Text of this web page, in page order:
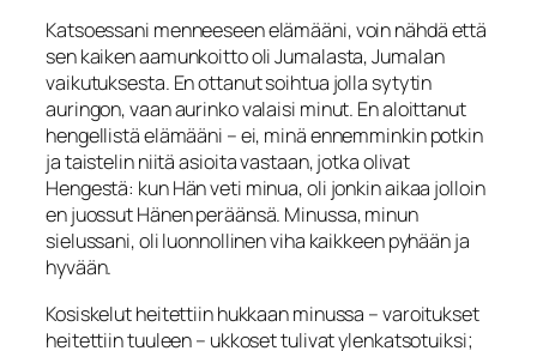
Katsoessani menneeseen elämääni, voin nähdä että
sen kaiken aamunkoitto oli Ju­malasta, Jumalan
vaikutuksesta. En ottanut soihtua jolla sytytin
auringon, vaan au­rinko valaisi minut. En aloittanut
hengellistä elämääni – ei, minä ennemminkin pot­kin
ja taistelin niitä asioita vastaan, jotka olivat
Hengestä: kun Hän veti minua, oli jonkin aikaa jolloin
en juossut Hänen peräänsä. Minussa, minun
sielussani, oli luonnollinen viha kaikkeen pyhään ja
hyvään.
Kosiskelut heitettiin hukkaan minus­sa – varoitukset
heitettiin tuuleen – ukkoset tulivat ylenkatsotuiksi;